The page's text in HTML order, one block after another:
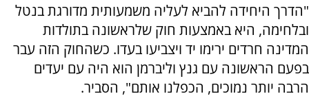
"הדרך היחידה להביא לעליה משמעותית מדורגת בנטל
ובלחימה, היא באמצעות חוק שלראשונה בתולדות
המדינה חרדים ירימו יד ויצביעו בעדו. כשהחוק הזה עבר
בפעם הראשונה עם גנץ וליברמן הוא היה עם יעדים
הרבה יותר נמוכים, הכפלנו אותם", הסביר.